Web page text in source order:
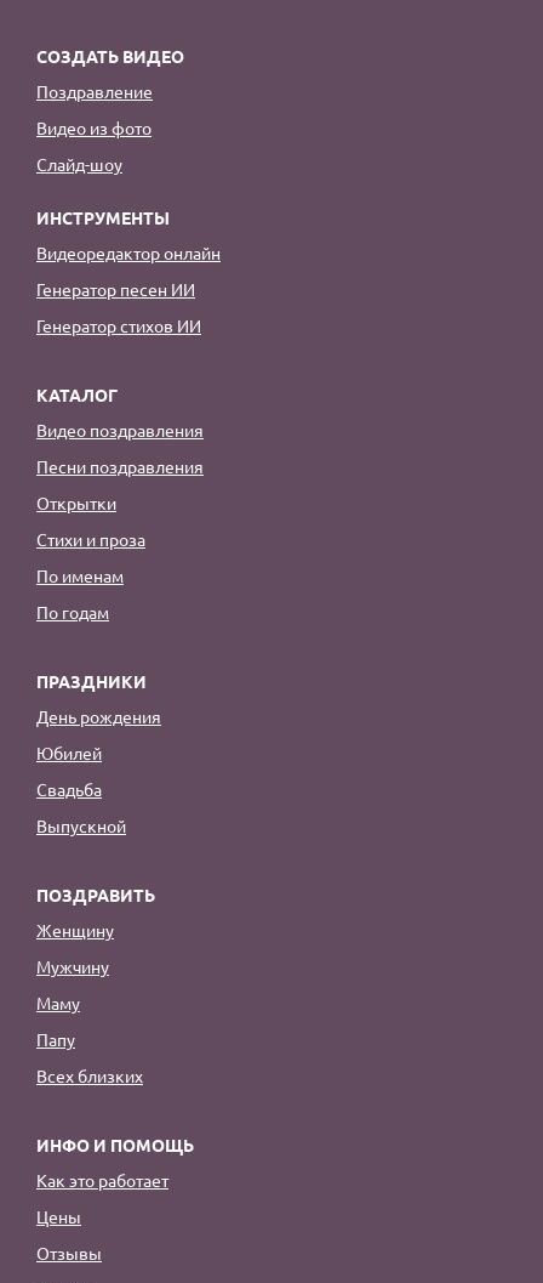
СОЗДАТЬ ВИДЕО
Поздравление
Видео из фото
Слайд-шоу
ИНСТРУМЕНТЫ
Видеоредактор онлайн
Генератор песен ИИ
Генератор стихов ИИ
КАТАЛОГ
Видео поздравления
Песни поздравления
Открытки
Стихи и проза
По именам
По годам
ПРАЗДНИКИ
День рождения
Юбилей
Свадьба
Выпускной
ПОЗДРАВИТЬ
Женщину
Мужчину
Маму
Папу
Всех близких
ИНФО И ПОМОЩЬ
Как это работает
Цены
Отзывы